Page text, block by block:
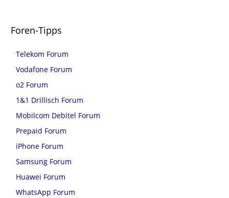
Foren-Tipps
Telekom Forum
Vodafone Forum
o2 Forum
1&1 Drillisch Forum
Mobilcom Debitel Forum
Prepaid Forum
iPhone Forum
Samsung Forum
Huawei Forum
WhatsApp Forum